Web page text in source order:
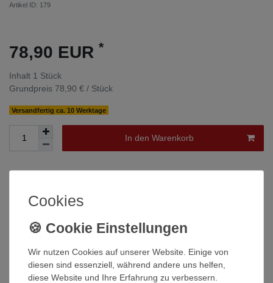
Artikel ID: 179
78,90 EUR *
Inhalt 1 Stück
Grundpreis 78,90 € / Stück
Versandfertig ca. 10 Werktage
In den Warenkorb
* inkl. ges. MwSt. zzgl. Versandkosten
Beschreibung
Cookies
Wir nutzen Cookies auf unserer Website. Einige von
diesen sind essenziell, während andere uns helfen,
diese Website und Ihre Erfahrung zu verbessern.